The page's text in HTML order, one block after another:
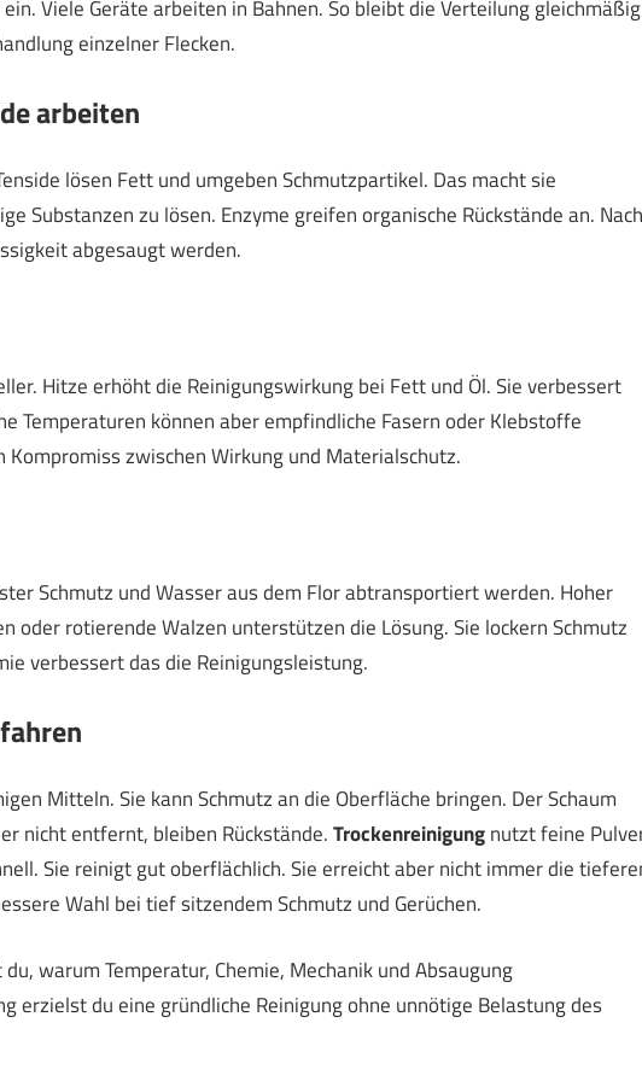
Viele Geräte arbeiten in Bahnen. So bleibt die Verteilung
einzelner Flecken.
arbeiten
lösen Fett und umgeben Schmutzpartikel. Das macht sie
Substanzen zu lösen. Enzyme greifen organische Rückstände an. Nach
abgesaugt werden.
Hitze erhöht die Reinigungswirkung bei Fett und Öl. Sie verbessert
Temperaturen können aber empfindliche Fasern oder Klebstoffe
zwischen Wirkung und Materialschutz.
Schmutz und Wasser aus dem Flor abtransportiert werden. Hoher
oder rotierende Walzen unterstützen die Lösung. Sie lockern Schmutz
verbessert das die Reinigungsleistung.
Mitteln. Sie kann Schmutz an die Oberfläche bringen. Der Schaum
nicht entfernt, bleiben Rückstände.Trockenreinigungnutzt feine
Sie reinigt gut oberflächlich. Sie erreicht aber nicht immer die
Wahl bei tief sitzendem Schmutz und Gerüchen.
warum Temperatur, Chemie, Mechanik und Absaugung
erzielst du eine gründliche Reinigung ohne unnötige Belastung des